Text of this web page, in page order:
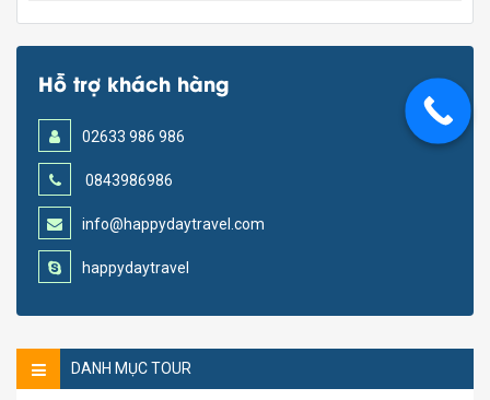
Hỗ trợ khách hàng
02633 986 986
0843986986
info@happydaytravel.com
happydaytravel
DANH MỤC TOUR